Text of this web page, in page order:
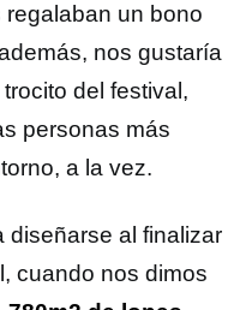
un bono
nos gustaría
del festival,
personas más
a la vez.
diseñarse al finalizar
cuando nos dimos